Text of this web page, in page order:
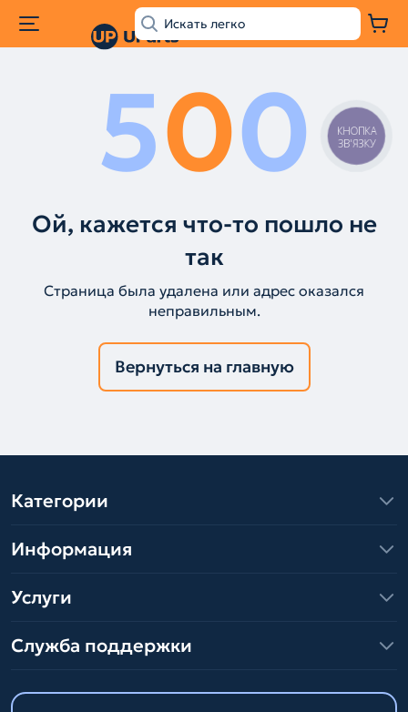
500
Ой, кажется что-то пошло не
так
Страница была удалена или адрес оказался
неправильным.
Вернуться на главную
Категории
Информация
Услуги
Служба поддержки
КНОПКА
ЗВ'ЯЗКУ